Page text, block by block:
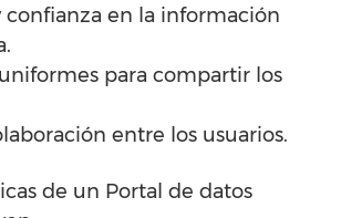
confianza en la información
para compartir los
entre los usuarios.
de un Portal de datos